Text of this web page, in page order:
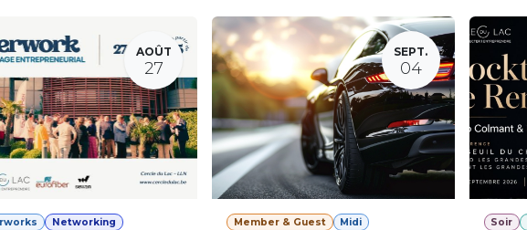
AOÛT
27
Networking
SEPT.
04
Member & Guest
Midi
Soir